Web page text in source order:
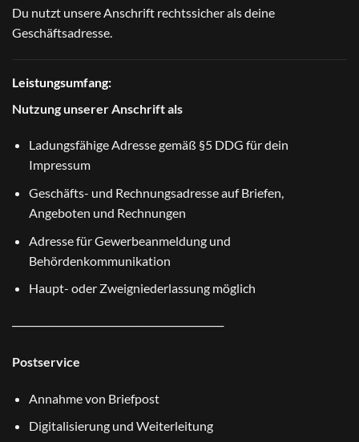
Du nutzt unsere Anschrift rechtssicher als deine
Geschäftsadresse.
Leistungsumfang:
Nutzung unserer Anschrift als
Ladungsfähige Adresse gemäß §5 DDG für dein
Impressum
Geschäfts- und Rechnungsadresse auf Briefen,
Angeboten und Rechnungen
Adresse für Gewerbeanmeldung und
Behördenkommunikation
Haupt- oder Zweigniederlassung möglich
────────────────────────
Postservice
Annahme von Briefpost
Digitalisierung und Weiterleitung